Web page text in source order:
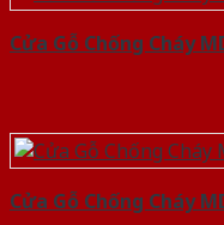
Cửa Gỗ Chống Cháy
Cửa Gỗ Chống Cháy